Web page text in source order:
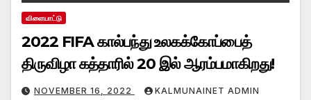
விளையாட்டு
2022 FIFA கால்பந்து உலகக்கோப்பைத்
திருவிழா கத்தாரில் 20 இல் ஆரம்பமாகிறது!
NOVEMBER 16, 2022 KALMUNAINET ADMIN